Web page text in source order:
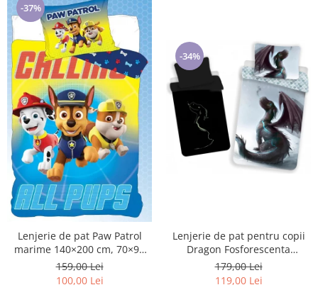
-37%
Lenjerie de pat Paw Patrol
marime 140×200 cm, 70×90
cm BRM001480
159,00 Lei
100,00 Lei
-34%
Lenjerie de pat pentru copii
Dragon Fosforescenta
140×200cm, 70×90 cm
179,00 Lei
119,00 Lei